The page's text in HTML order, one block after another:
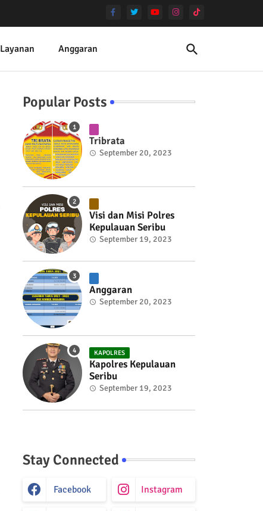
Layanan Anggaran
Popular Posts
Tribrata
September 20, 2023
Visi dan Misi Polres
Kepulauan Seribu
September 19, 2023
Anggaran
September 20, 2023
KAPOLRES
Kapolres Kepulauan
Seribu
September 19, 2023
Stay Connected
Facebook Instagram